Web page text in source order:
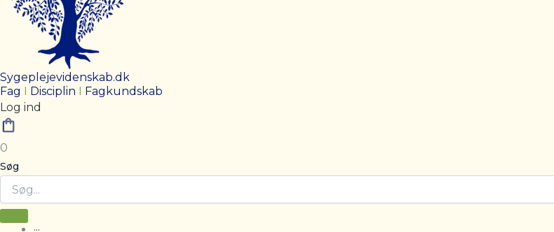
Sygeplejevidenskab.dk
Fag I Disciplin I Fagkundskab
Log ind
0
Søg